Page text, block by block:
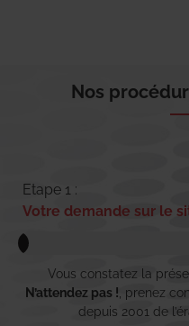
Nos
Etape 1 :
Votre demande sur le
Vous constatez la
N’attendez pas ! , prenez
depuis 2001 de